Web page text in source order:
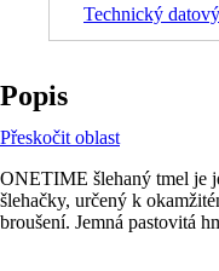
Technický
Popis
Přeskočit oblast
ONETIME šlehaný tmel je
šlehačky, určený k
broušení. Jemná pastovitá